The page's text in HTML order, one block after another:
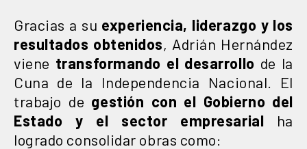
Gracias a su experiencia, liderazgo y los
resultados obtenidos, Adrián Hernández
viene transformando el desarrollo de la
Cuna de la Independencia Nacional. El
trabajo de gestión con el Gobierno del
Estado y el sector empresarial ha
logrado consolidar obras como: